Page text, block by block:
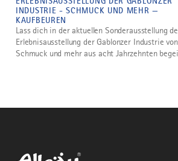
INDUSTRIE - SCHMUCK UND MEHR —
KAUFBEUREN
Lass dich in der aktuellen Sonderausstellung
Erlebnisausstellung der Gablonzer Industrie von
Schmuck und mehr aus acht Jahrzehnten